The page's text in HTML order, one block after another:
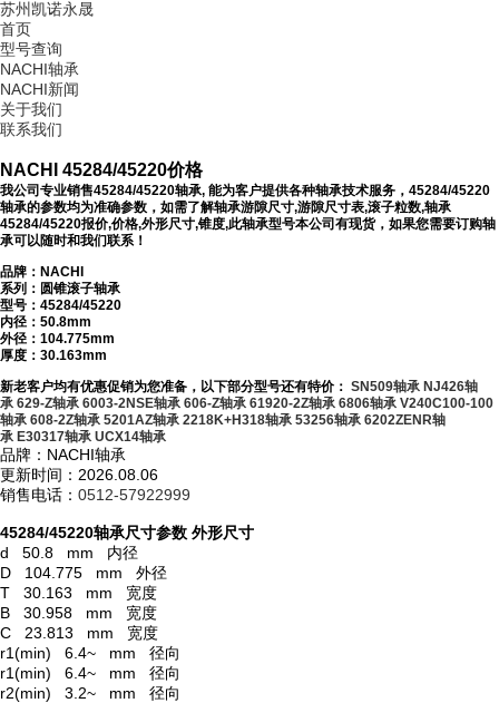
苏州凯诺永晟
首页
型号查询
NACHI轴承
NACHI新闻
关于我们
联系我们
NACHI 45284/45220价格
我公司专业销售45284/45220轴承, 能为客户提供各种轴承技术服务，45284/45220
轴承的参数均为准确参数，如需了解轴承游隙尺寸,游隙尺寸表,滚子粒数,轴承
45284/45220报价,价格,外形尺寸,锥度,此轴承型号本公司有现货，如果您需要订购轴
承可以随时和我们联系！
品牌：NACHI
系列：圆锥滚子轴承
型号： 45284/45220
内径：50.8mm
外径：104.775mm
厚度：30.163mm
新老客户均有优惠促销为您准备，以下部分型号还有特价： SN509轴承 NJ426轴
承 629-Z轴承 6003-2NSE轴承 606-Z轴承 61920-2Z轴承 6806轴承 V240C100-100
轴承 608-2Z轴承 5201AZ轴承 2218K+H318轴承 53256轴承 6202ZENR轴
承 E30317轴承 UCX14轴承
品牌：NACHI轴承
更新时间：2026.08.06
销售电话： 0512-57922999
45284/45220轴承尺寸参数 外形尺寸
d 50.8 mm 内径
D 104.775 mm 外径
T 30.163 mm 宽度
B 30.958 mm 宽度
C 23.813 mm 宽度
r1(min) 6.4~ mm 径向
r1(min) 6.4~ mm 径向
r2(min) 3.2~ mm 径向